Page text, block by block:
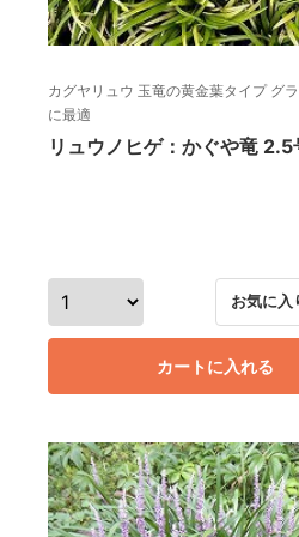
カグヤリュウ 玉竜の黄金葉タイプ グ
に最適
リュウノヒゲ：かぐや竜 2.5
カートに入れる
お気に入